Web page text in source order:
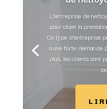
L'entreprise de
pour objet la
Ce type d'entreprise
a une forte demande
plus, les clients sont